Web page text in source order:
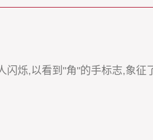
烁,以看到"角"的手标志,象征